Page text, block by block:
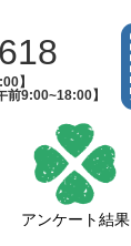
】
前9:00~18:00】
アンケート結果